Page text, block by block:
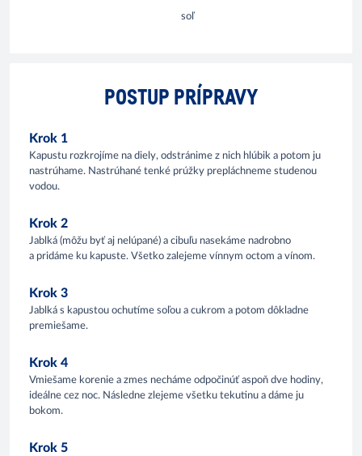
soľ
POSTUP PRÍPRAVY
Krok 1
Kapustu rozkrojíme na diely, odstránime z nich hlúbik a potom ju
nastrúhame. Nastrúhané tenké prúžky prepláchneme studenou
vodou.
Krok 2
Jablká (môžu byť aj nelúpané) a cibuľu nasekáme nadrobno
a pridáme ku kapuste. Všetko zalejeme vínnym octom a vínom.
Krok 3
Jablká s kapustou ochutíme soľou a cukrom a potom dôkladne
premiešame.
Krok 4
Vmiešame korenie a zmes necháme odpočinúť aspoň dve hodiny,
ideálne cez noc. Následne zlejeme všetku tekutinu a dáme ju
bokom.
Krok 5